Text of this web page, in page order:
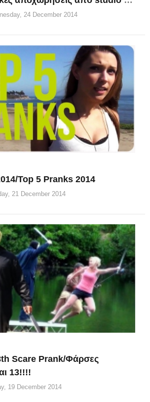
24 December 2014
Top 5 Pranks 2014
21 December 2014
Scare Prank/Φάρσες
13!!!!
19 December 2014